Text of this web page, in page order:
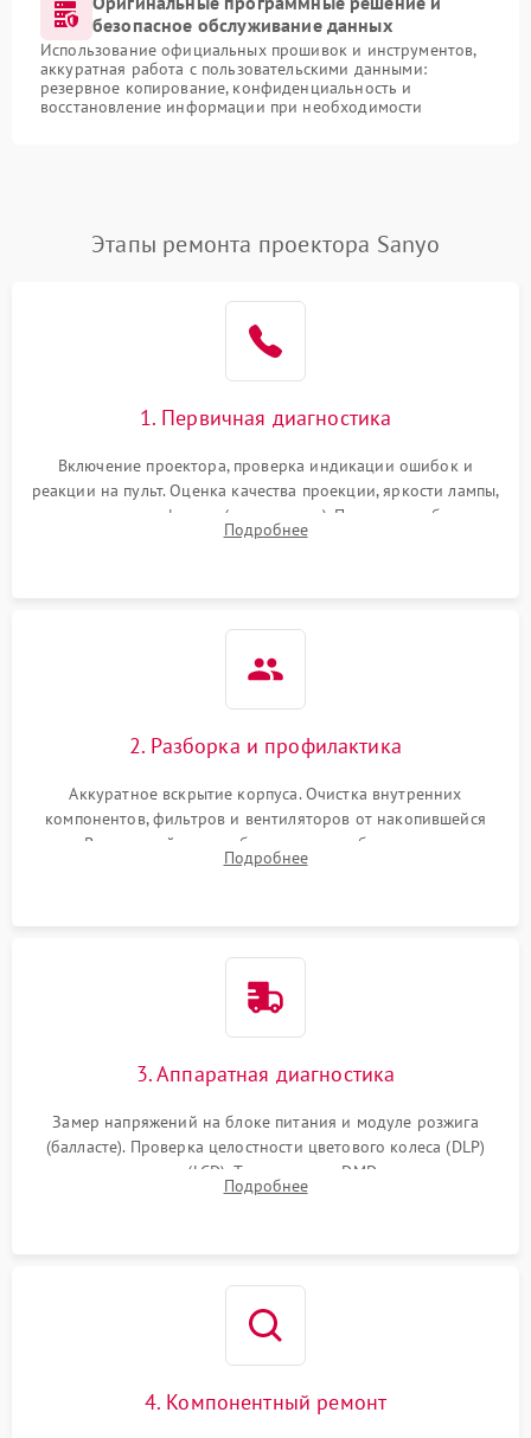
безопасное обслуживание данных
Использование официальных прошивок и инструментов,
аккуратная работа с пользовательскими данными:
резервное копирование, конфиденциальность и
восстановление информации при необходимости
Этапы ремонта проектора Sanyo
1. Первичная диагностика
Включение проектора, проверка индикации ошибок и
реакции на пульт. Оценка качества проекции, яркости лампы,
наличия артефактов (точки, пятна). Проверка работы
системы охлаждения по уровню шума вентиляторов.
Подробнее
2. Разборка и профилактика
Аккуратное вскрытие корпуса. Очистка внутренних
компонентов, фильтров и вентиляторов от накопившейся
пыли. Визуальный осмотр блока питания, балласта лампы и
материнской платы на наличие прогаров или вздутых
Подробнее
3. Аппаратная диагностика
Замер напряжений на блоке питания и модуле розжига
(балласте). Проверка целостности цветового колеса (DLP)
или поляризаторов (LCD). Тестирование DMD-чипа, датчиков
температуры и оптопар с помощью мультиметра и
Подробнее
4. Компонентный ремонт